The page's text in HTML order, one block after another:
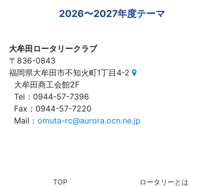
2026〜2027年度テーマ
大牟田ロータリークラブ
〒836-0843
福岡県大牟田市不知火町1丁目4-2
大牟田商工会館2F
Tel：0944-57-7396
Fax：0944-57-7220
Mail：omuta-rc@aurora.ocn.ne.jp
TOP
ロータリーとは